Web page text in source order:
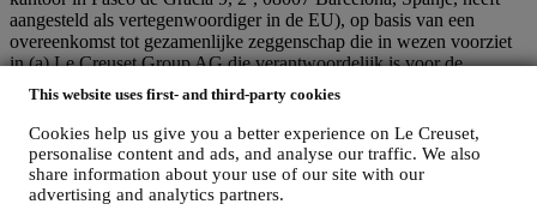
This website uses first- and third-party cookies
Cookies help us give you a better experience on Le Creuset,
personalise content and ads, and analyse our traffic. We also
share information about your use of our site with our
advertising and analytics partners.
aangesteld als vertegenwoordiger in de EU), op basis van een
overeenkomst tot gezamenlijke zeggenschap die in wezen voorziet
in (a) Le Creuset Group AG die verantwoordelijk is voor de
algemene strategie met betrekking tot marketing en
gepersonaliseerde klantervaring; (b) lokale Le Creuset-entiteiten die
profiteren van deze strategie en deze uitvoeren, alsmede
onafhankelijk marketingcommunicatie/initiatieven ontwikkelen op
lokaal niveau (binnen een bepaald land); (c) beide gezamenlijk
beheerders die nodig zijn om de verzoeken van uw betrokkene om